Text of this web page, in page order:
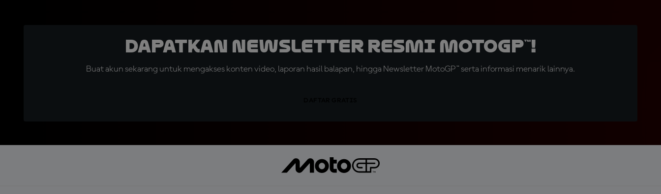
Dapatkan Newsletter Resmi MotoGP™!
Buat akun sekarang untuk mengakses konten video, laporan hasil balapan, hingga Newsletter MotoGP™ serta informasi menarik lainnya.